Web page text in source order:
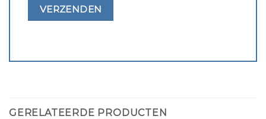
GERELATEERDE PRODUCTEN